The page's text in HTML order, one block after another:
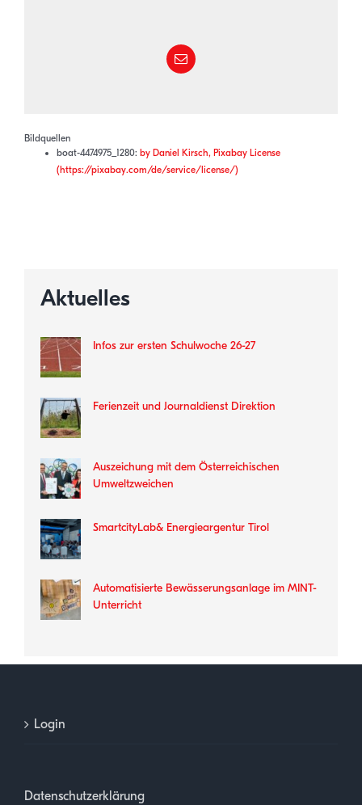
Bildquellen
boat-4474975_1280: by Daniel Kirsch, Pixabay License
(https://pixabay.com/de/service/license/)
Aktuelles
Infos zur ersten Schulwoche 26-27
Ferienzeit und Journaldienst Direktion
Auszeichung mit dem Österreichischen
Umweltzweichen
SmartcityLab& Energieargentur Tirol
Automatisierte Bewässerungsanlage im MINT-
Unterricht
Login
Datenschutzerklärung